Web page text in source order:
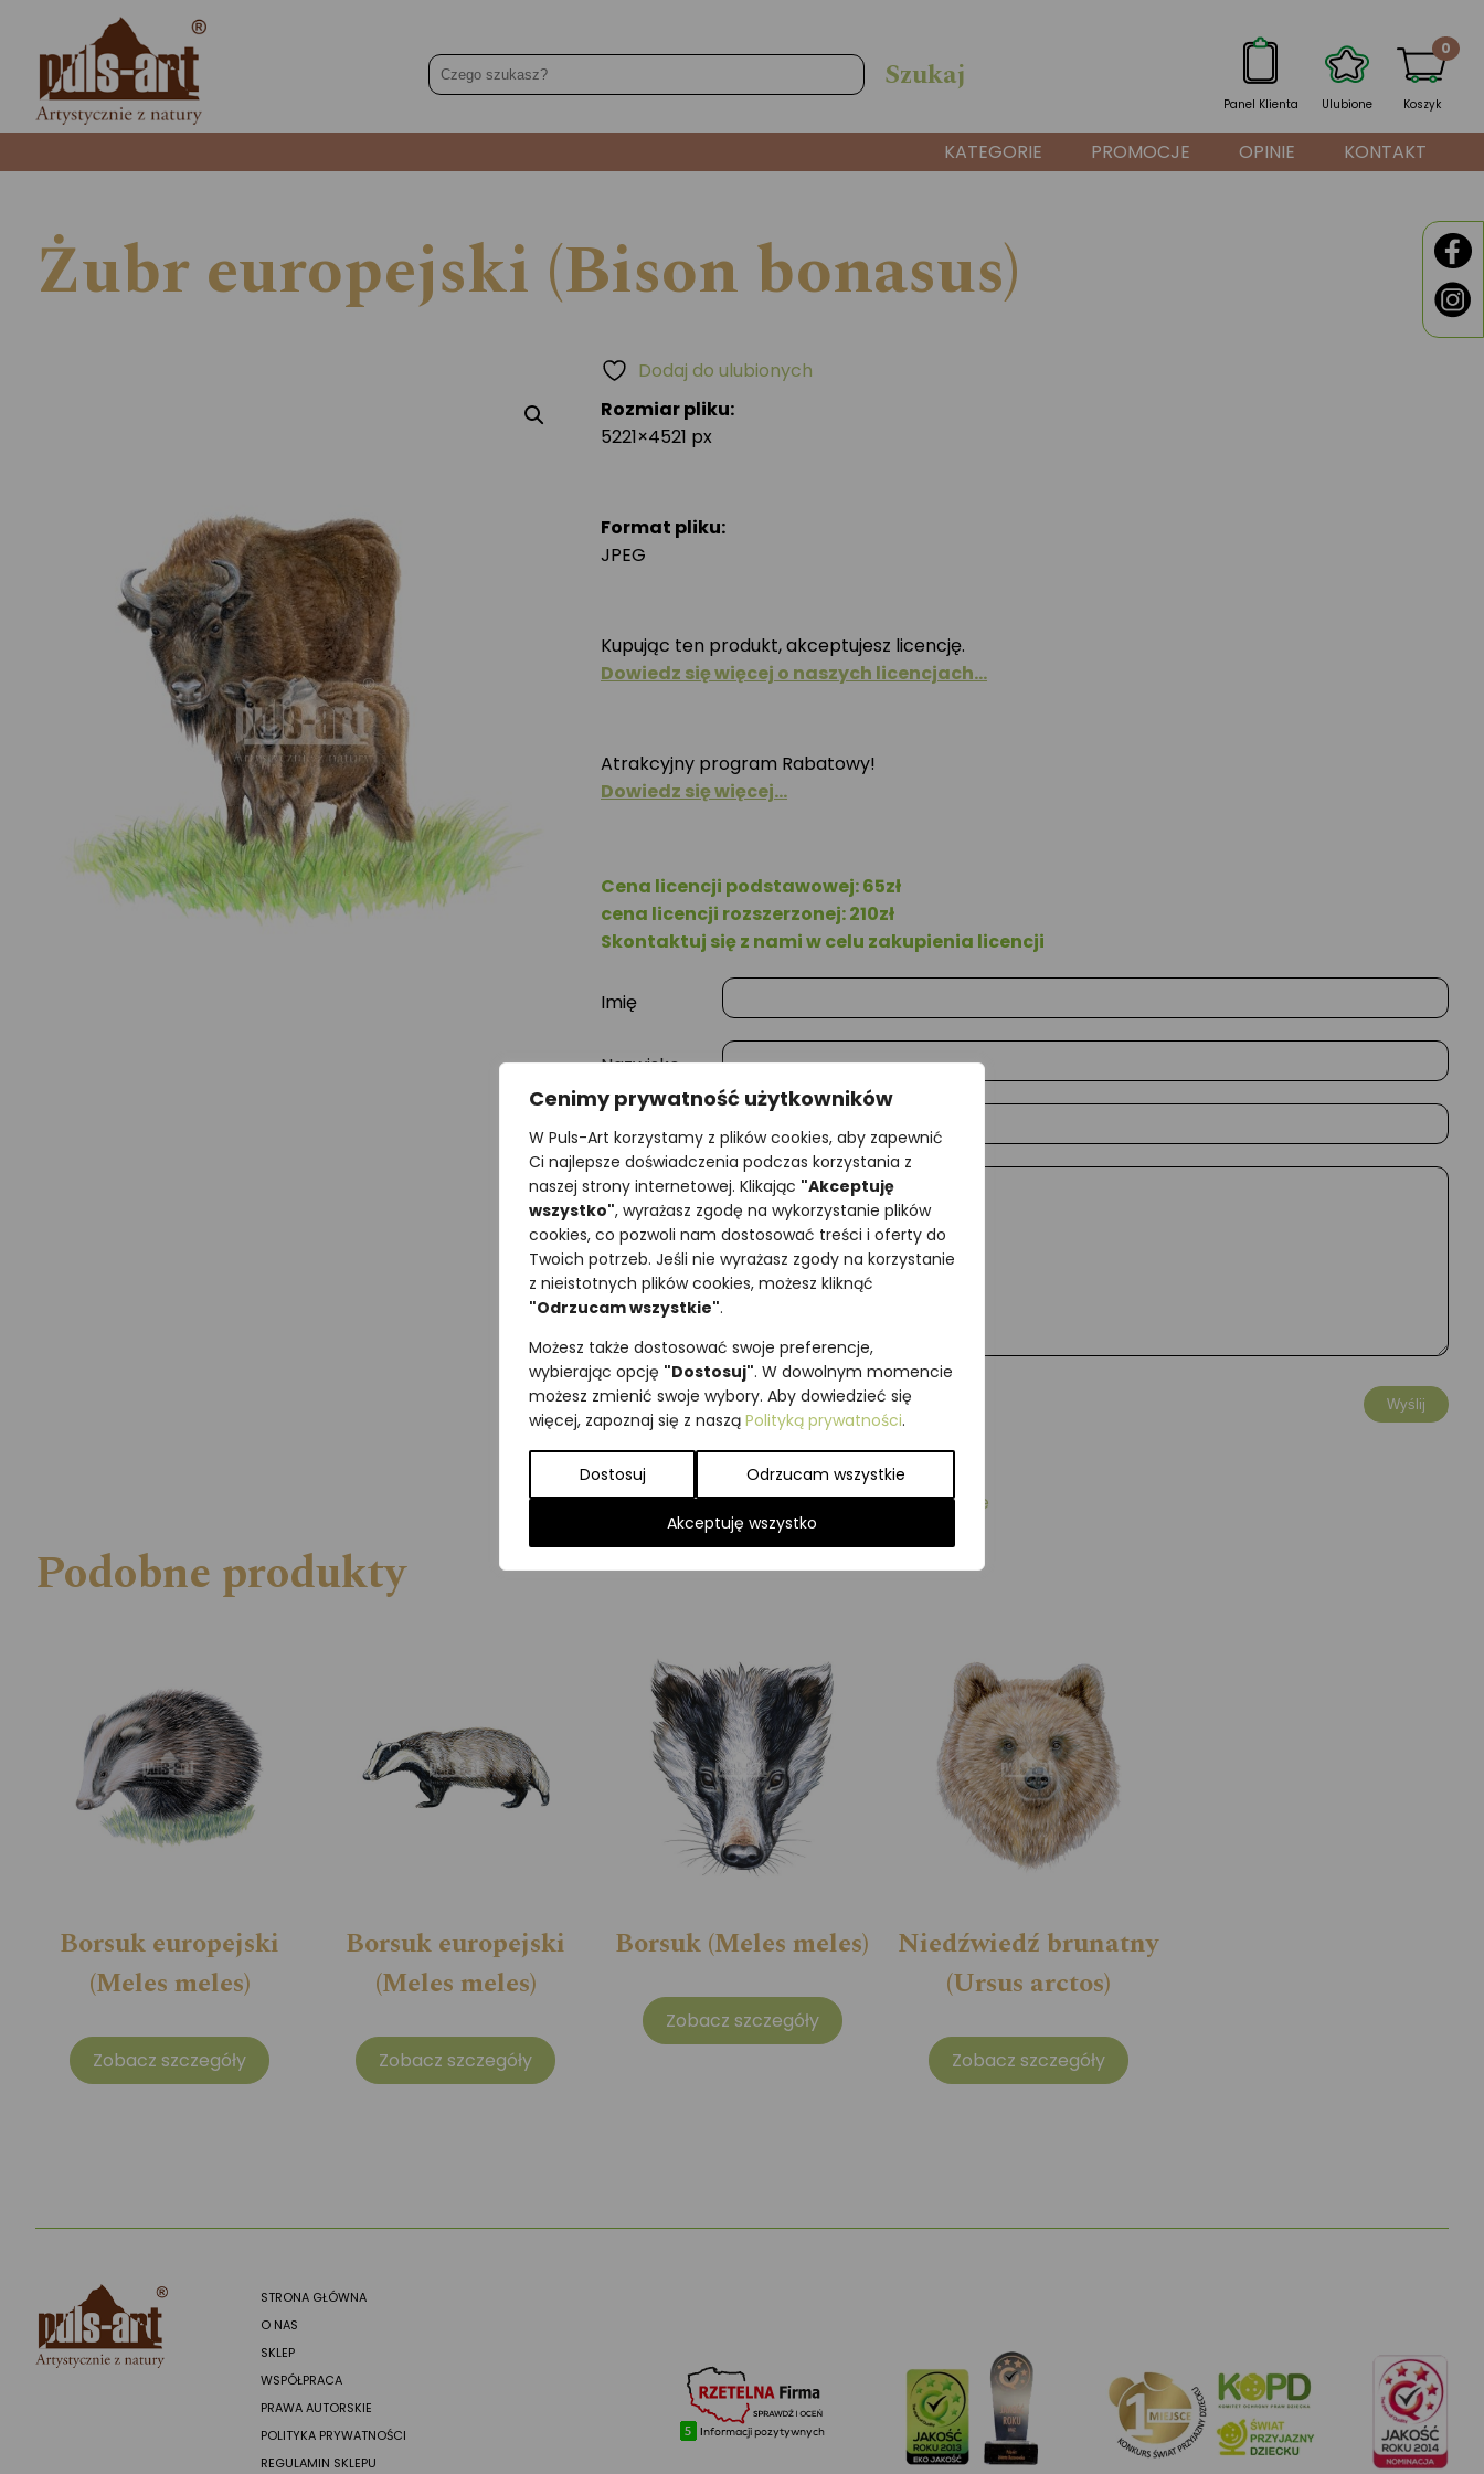
Cenimy prywatność użytkowników
W Puls-Art korzystamy z plików cookies, aby zapewnić
Ci najlepsze doświadczenia podczas korzystania z
naszej strony internetowej. Klikając "Akceptuję
wszystko", wyrażasz zgodę na wykorzystanie plików
cookies, co pozwoli nam dostosować treści i oferty do
Twoich potrzeb. Jeśli nie wyrażasz zgody na korzystanie
z nieistotnych plików cookies, możesz kliknąć
"Odrzucam wszystkie".
Możesz także dostosować swoje preferencje,
wybierając opcję "Dostosuj". W dowolnym momencie
możesz zmienić swoje wybory. Aby dowiedzieć się
więcej, zapoznaj się z naszą Polityką prywatności.
Dostosuj Odrzucam wszystkie
Akceptuję wszystko
Panel Klienta Ulubione Koszyk
0
KATEGORIE PROMOCJE OPINIE KONTAKT
Żubr europejski (Bison bonasus)
Rozmiar pliku:
5221×4521 px
Format pliku:
JPEG
Kupując ten produkt, akceptujesz licencję.
Dowiedz się więcej o naszych licencjach…
Atrakcyjny program Rabatowy!
Dowiedz się więcej…
Cena licencji podstawowej: 65zł
cena licencji rozszerzonej: 210zł
Skontaktuj się z nami w celu zakupienia licencji
Imię
Nazwisko
E-mail
Wiadomość
Dodaj do ulubionych
Najniższa cena z ostatnich 30 dni:65,00zł
SKU:Brak danych
Kategorie:ILUSTRACJE,Ssaki,Zwierzęta leśne
Podobne produkty
Borsuk europejski
(Meles meles)
Zobacz szczegóły
Borsuk europejski
(Meles meles)
Zobacz szczegóły
Borsuk (Meles meles)
Zobacz szczegóły
Niedźwiedź brunatny
(Ursus arctos)
Zobacz szczegóły
STRONA GŁÓWNA
O NAS
SKLEP
WSPÓŁPRACA
PRAWA AUTORSKIE
POLITYKA PRYWATNOŚCI
REGULAMIN SKLEPU